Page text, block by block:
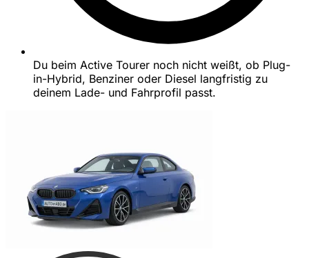
Du beim Active Tourer noch nicht weißt, ob Plug-
in-Hybrid, Benziner oder Diesel langfristig zu
deinem Lade- und Fahrprofil passt.